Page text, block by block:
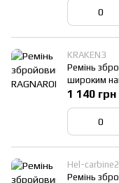
KRAKEN3
Ремінь
широким
1 140 грн
Hel-carbine2
Ремінь